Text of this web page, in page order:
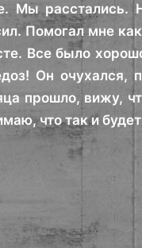
Мы расстались.
Помогал мне
Все было
Он очухался,
прошло, вижу,
что так и